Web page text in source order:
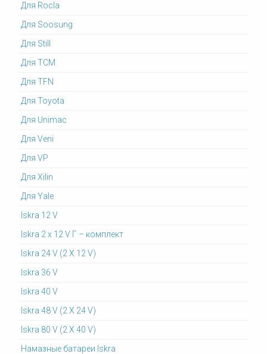
Для Rocla
Для Soosung
Для Still
Для TCM
Для TFN
Для Toyota
Для Unimac
Для Veni
Для VP
Для Xilin
Для Yale
Iskra 12 V
Iskra 2 x 12 V Г – комплект
Iskra 24 V (2 X 12 V)
Iskra 36 V
Iskra 40 V
Iskra 48 V (2 X 24 V)
Iskra 80 V (2 X 40 V)
Намазные батареи Iskra